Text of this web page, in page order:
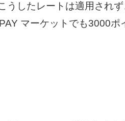
うしたレートは適用され
マーケットでも3000ポ